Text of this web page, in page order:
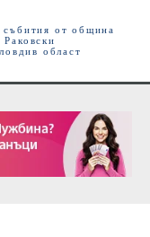
от община
Раковски
област